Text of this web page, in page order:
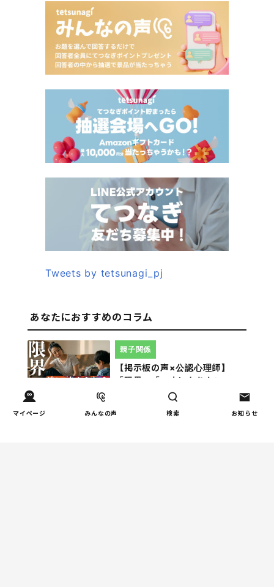
マイページ みんなの声 検索 お知らせ
Tweets by tetsunagi_pj
あなたにおすすめのコラム
【掲示板の声×公認心理師】
「限界」「一人になりたい」
「消えたい」―― 追い詰められ
親子関係